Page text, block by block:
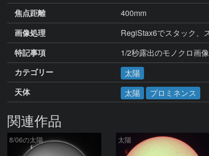
焦点距離
400mm
画像処理
RegiStax6でスタック、
特記事項
1/2秒露出のモノクロ画
カテゴリー
太陽
天体
太陽 プロミネンス
関連作品
8/06の太陽 太陽